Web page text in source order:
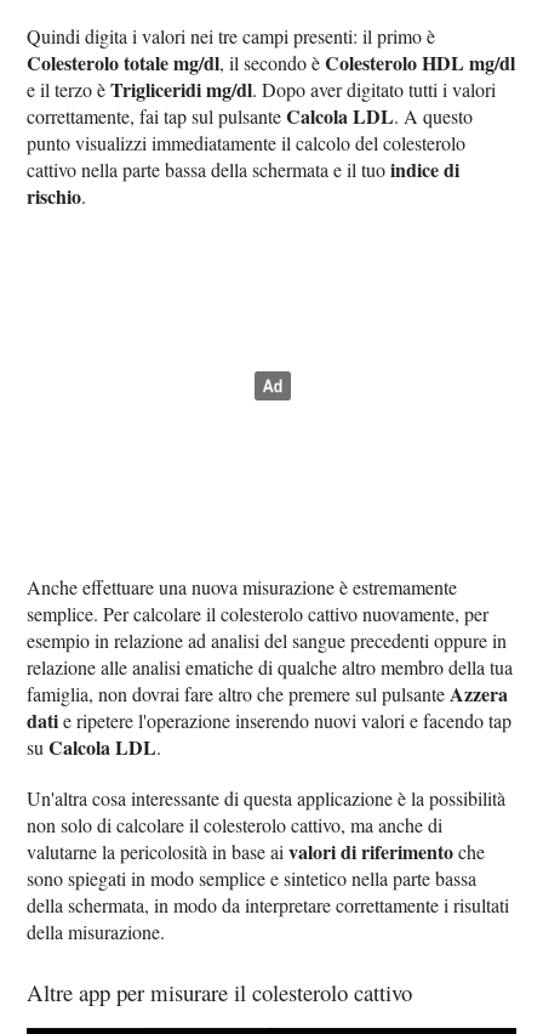
Quindi digita i valori nei tre campi presenti: il primo è
Colesterolo totale mg/dl, il secondo èColesterolo HDL mg/dl
e il terzo èTrigliceridi mg/dl. Dopo aver digitato tutti i valori
correttamente, fai tap sul pulsanteCalcola LDL. A questo
punto visualizzi immediatamente il calcolo del colesterolo
cattivo nella parte bassa della schermata e il tuoindice di
rischio.
Anche effettuare una nuova misurazione è estremamente
semplice. Per calcolare il colesterolo cattivo nuovamente, per
esempio in relazione ad analisi del sangue precedenti oppure in
relazione alle analisi ematiche di qualche altro membro della tua
famiglia, non dovrai fare altro che premere sul pulsanteAzzera
datie ripetere l'operazione inserendo nuovi valori e facendo tap
suCalcola LDL.
Un'altra cosa interessante di questa applicazione è la possibilità
non solo di calcolare il colesterolo cattivo, ma anche di
valutarne la pericolosità in base aivalori di riferimentoche
sono spiegati in modo semplice e sintetico nella parte bassa
della schermata, in modo da interpretare correttamente i risultati
della misurazione.
Altre app per misurare il colesterolo cattivo